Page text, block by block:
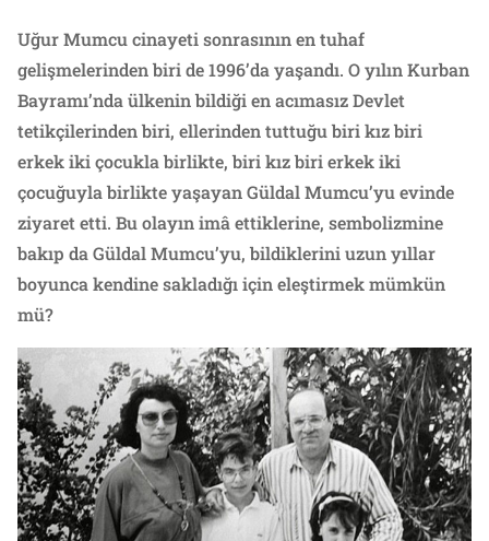
Uğur Mumcu cinayeti sonrasının en tuhaf
gelişmelerinden biri de 1996’da yaşandı. O yılın Kurban
Bayramı’nda ülkenin bildiği en acımasız Devlet
tetikçilerinden biri, ellerinden tuttuğu biri kız biri
erkek iki çocukla birlikte, biri kız biri erkek iki
çocuğuyla birlikte yaşayan Güldal Mumcu’yu evinde
ziyaret etti. Bu olayın imâ ettiklerine, sembolizmine
bakıp da Güldal Mumcu’yu, bildiklerini uzun yıllar
boyunca kendine sakladığı için eleştirmek mümkün
mü?